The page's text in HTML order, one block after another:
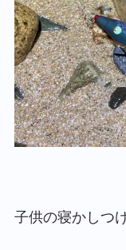
子供の寝かしつ